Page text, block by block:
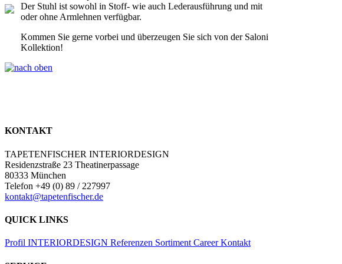
Der Stuhl ist sowohl in Stoff- wie auch Lederausführung und mit
oder ohne Armlehnen verfügbar.
Kommen Sie gerne vorbei und überzeugen Sie sich von der Saloni
Kollektion!
KONTAKT
TAPETENFISCHER INTERIORDESIGN
Residenzstraße 23 Theatinerpassage
80333 München
Telefon +49 (0) 89 / 227997
kontakt@tapetenfischer.de
QUICK LINKS
Profil INTERIORDESIGN Referenzen Sortiment CareerKontakt